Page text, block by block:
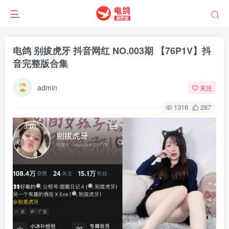
电鸽 别拔虎牙 抖音网红 NO.003期 【76P1V】抖
音完整版合集
admin 关注
1316 287